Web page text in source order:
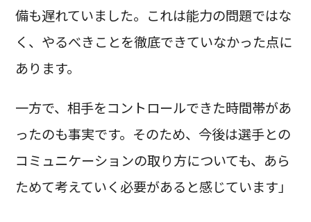
備も遅れていました。これは能力の問題ではな
く、やるべきことを徹底できていなかった点に
あります。
一方で、相手をコントロールできた時間帯があ
ったのも事実です。そのため、今後は選手との
コミュニケーションの取り方についても、あら
ためて考えていく必要があると感じています」